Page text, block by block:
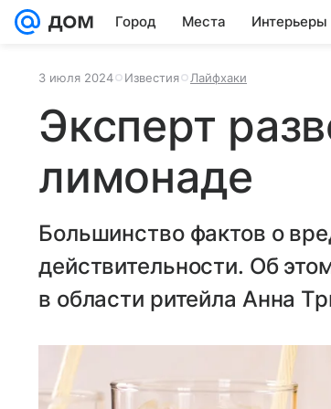
Город Места Интерьеры
3 июля 2024 Известия Лайфхаки
Эксперт
лимонаде
Большинство фактов о
действительности. Об
в области ритейла Анна